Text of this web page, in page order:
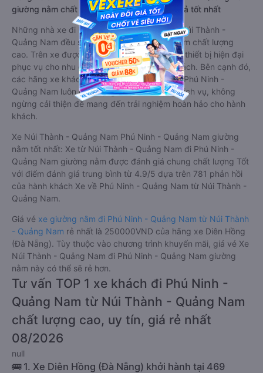
giường nằm chất lượng cao: Thoải mái, giá cả tốt nhất
Những nhà xe đi Phú Ninh - Quảng Nam từ Núi Thành -
Quảng Nam đều sở hữu những xe giường nằm chất lượng
cao. Trên xe được trang bị đầy đủ các trang thiết bị hiện đại
phục vụ cho nhu cầu di chuyển của hành khách. Bên cạnh đó,
các hãng xe khách Núi Thành - Quảng Nam Phú Ninh -
Quảng Nam luôn chú trọng đến chất lượng dịch vụ, không
ngừng cải thiện để mang đến trải nghiệm hoàn hảo cho hành
khách.
Xe Núi Thành - Quảng Nam Phú Ninh - Quảng Nam giường
nằm tốt nhất: Xe từ Núi Thành - Quảng Nam đi Phú Ninh -
Quảng Nam giường nằm được đánh giá chung chất lượng Tốt
với điểm đánh giá trung bình từ 4.9/5 dựa trên 781 phản hồi
của hành khách Xe về Phú Ninh - Quảng Nam từ Núi Thành -
Quảng Nam.
Giá vé xe giường nằm đi Phú Ninh - Quảng Nam từ Núi Thành
- Quảng Nam rẻ nhất là 250000VND của hãng xe Diên Hồng
(Đà Nẵng). Tùy thuộc vào chương trình khuyến mãi, giá vé Xe
Núi Thành - Quảng Nam đi Phú Ninh - Quảng Nam giường
nằm này có thể sẽ rẻ hơn.
Tư vấn TOP 1 xe khách đi Phú Ninh -
Quảng Nam từ Núi Thành - Quảng Nam
chất lượng cao, uy tín, giá rẻ nhất
08/2026
null
🚌 1. Xe Diên Hồng (Đà Nẵng) khởi hành tại 469